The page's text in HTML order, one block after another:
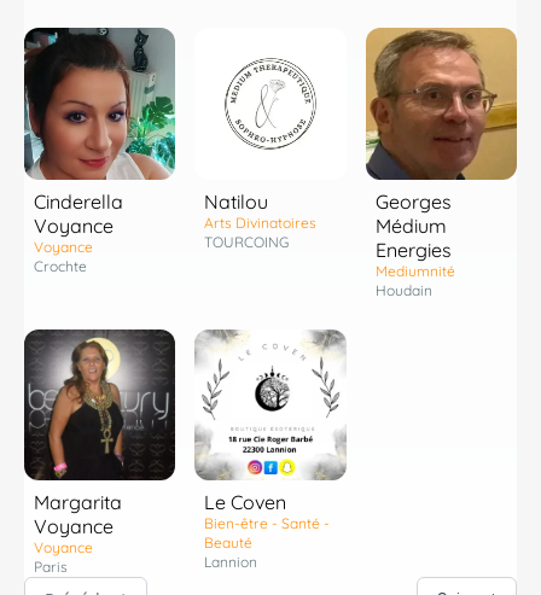
Cinderella
Voyance
Voyance
Crochte
Natilou
Arts Divinatoires
TOURCOING
Georges
Médium
Energies
Mediumnité
Houdain
Margarita
Voyance
Voyance
Paris
Le Coven
Bien-être - Santé -
Beauté
Lannion